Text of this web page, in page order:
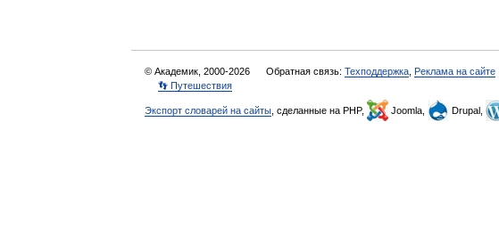
© Академик, 2000-2026 Обратная связь: Техподдержка Реклама на сайте
👣 Путешествия
Экспорт словарей на сайты , сделанные на PHP, Joomla, Drupal,